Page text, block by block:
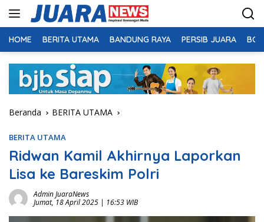
HOME BERITA UTAMA BANDUNG RAYA PERSIB JUARA
Beranda BERITA UTAMA
BERITA UTAMA
Ridwan Kamil Akhirnya Laporkan
Lisa ke Bareskim Polri
Admin JuaraNews
Jumat, 18 April 2025 | 16:53 WIB